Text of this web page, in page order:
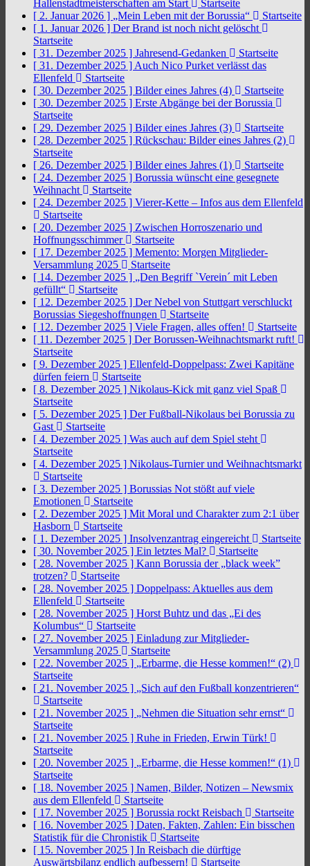
Hallenstadtmeisterschaften am Start
Startseite
[ 2. Januar 2026 ] „Mein Leben mit der Borussia“
Startseite
[ 1. Januar 2026 ] Der Brand ist noch nicht gelöscht
Startseite
[ 31. Dezember 2025 ] Jahresend-Gedanken
Startseite
[ 31. Dezember 2025 ] Auch Nico Purket verlässt das
Ellenfeld
Startseite
[ 30. Dezember 2025 ] Bilder eines Jahres (4)
Startseite
[ 30. Dezember 2025 ] Erste Abgänge bei der Borussia
Startseite
[ 29. Dezember 2025 ] Bilder eines Jahres (3)
Startseite
[ 28. Dezember 2025 ] Rückschau: Bilder eines Jahres (2)
Startseite
[ 26. Dezember 2025 ] Bilder eines Jahres (1)
Startseite
[ 24. Dezember 2025 ] Borussia wünscht eine gesegnete
Weihnacht
Startseite
[ 24. Dezember 2025 ] Vierer-Kette – Infos aus dem Ellenfeld
Startseite
[ 20. Dezember 2025 ] Zwischen Horroszenario und
Hoffnungsschimmer
Startseite
[ 17. Dezember 2025 ] Memento: Morgen Mitglieder-
Versammlung 2025
Startseite
[ 14. Dezember 2025 ] „Den Begriff `Verein´ mit Leben
gefüllt“
Startseite
[ 12. Dezember 2025 ] Der Nebel von Stuttgart verschluckt
Borussias Siegeshoffnungen
Startseite
[ 12. Dezember 2025 ] Viele Fragen, alles offen!
Startseite
[ 11. Dezember 2025 ] Der Borussen-Weihnachtsmarkt ruft!
Startseite
[ 9. Dezember 2025 ] Ellenfeld-Doppelpass: Zwei Kapitäne
dürfen feiern
Startseite
[ 8. Dezember 2025 ] Nikolaus-Kick mit ganz viel Spaß
Startseite
[ 5. Dezember 2025 ] Der Fußball-Nikolaus bei Borussia zu
Gast
Startseite
[ 4. Dezember 2025 ] Was auch auf dem Spiel steht
Startseite
[ 4. Dezember 2025 ] Nikolaus-Turnier und Weihnachtsmarkt
Startseite
[ 3. Dezember 2025 ] Borussias Not stößt auf viele
Emotionen
Startseite
[ 2. Dezember 2025 ] Mit Moral und Charakter zum 2:1 über
Hasborn
Startseite
[ 1. Dezember 2025 ] Insolvenzantrag eingereicht
Startseite
[ 30. November 2025 ] Ein letztes Mal?
Startseite
[ 28. November 2025 ] Kann Borussia der „black week”
trotzen?
Startseite
[ 28. November 2025 ] Doppelpass: Aktuelles aus dem
Ellenfeld
Startseite
[ 28. November 2025 ] Horst Buhtz und das „Ei des
Kolumbus“
Startseite
[ 27. November 2025 ] Einladung zur Mitglieder-
Versammlung 2025
Startseite
[ 22. November 2025 ] „Erbarme, die Hesse kommen!“ (2)
Startseite
[ 21. November 2025 ] „Sich auf den Fußball konzentrieren“
Startseite
[ 21. November 2025 ] „Nehmen die Situation sehr ernst“
Startseite
[ 21. November 2025 ] Ruhe in Frieden, Erwin Türk!
Startseite
[ 20. November 2025 ] „Erbarme, die Hesse kommen!“ (1)
Startseite
[ 18. November 2025 ] Namen, Bilder, Notizen – Newsmix
aus dem Ellenfeld
Startseite
[ 17. November 2025 ] Borussia rockt Reisbach
Startseite
[ 16. November 2025 ] Daten, Fakten, Zahlen: Ein bisschen
Statistik für die Chronistik
Startseite
[ 15. November 2025 ] In Reisbach die dürftige
Auswärtsbilanz endlich aufbessern!
Startseite